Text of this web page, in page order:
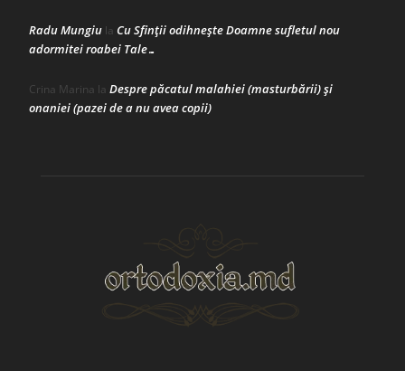
Radu Mungiu la Cu Sfinții odihnește Doamne sufletul nou
adormitei roabei Tale…
Crina Marina la Despre păcatul malahiei (masturbării) şi
onaniei (pazei de a nu avea copii)